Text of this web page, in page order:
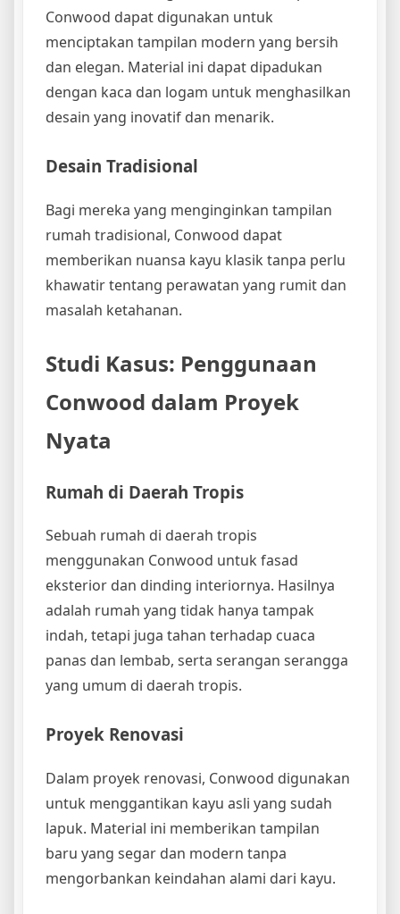
Conwood dapat digunakan untuk
menciptakan tampilan modern yang bersih
dan elegan. Material ini dapat dipadukan
dengan kaca dan logam untuk menghasilkan
desain yang inovatif dan menarik.
Desain Tradisional
Bagi mereka yang menginginkan tampilan
rumah tradisional, Conwood dapat
memberikan nuansa kayu klasik tanpa perlu
khawatir tentang perawatan yang rumit dan
masalah ketahanan.
Studi Kasus: Penggunaan
Conwood dalam Proyek
Nyata
Rumah di Daerah Tropis
Sebuah rumah di daerah tropis
menggunakan Conwood untuk fasad
eksterior dan dinding interiornya. Hasilnya
adalah rumah yang tidak hanya tampak
indah, tetapi juga tahan terhadap cuaca
panas dan lembab, serta serangan serangga
yang umum di daerah tropis.
Proyek Renovasi
Dalam proyek renovasi, Conwood digunakan
untuk menggantikan kayu asli yang sudah
lapuk. Material ini memberikan tampilan
baru yang segar dan modern tanpa
mengorbankan keindahan alami dari kayu.